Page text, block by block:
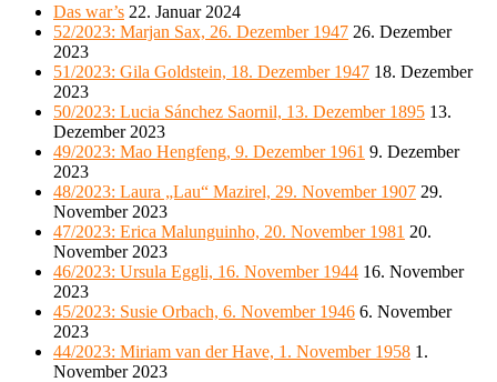
Das war’s 22. Januar 2024
52/2023: Marjan Sax, 26. Dezember 1947 26. Dezember
2023
51/2023: Gila Goldstein, 18. Dezember 1947 18. Dezember
2023
50/2023: Lucia Sánchez Saornil, 13. Dezember 1895 13.
Dezember 2023
49/2023: Mao Hengfeng, 9. Dezember 1961 9. Dezember
2023
48/2023: Laura „Lau“ Mazirel, 29. November 1907 29.
November 2023
47/2023: Erica Malunguinho, 20. November 1981 20.
November 2023
46/2023: Ursula Eggli, 16. November 1944 16. November
2023
45/2023: Susie Orbach, 6. November 1946 6. November
2023
44/2023: Miriam van der Have, 1. November 1958 1.
November 2023